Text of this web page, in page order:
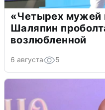
«Четырех мужей
Шаляпин
возлюбленной
6 августа 5